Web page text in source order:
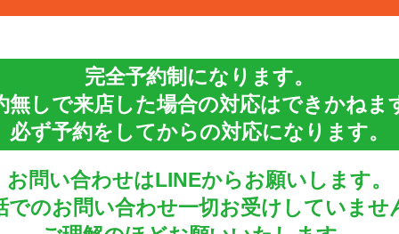
完全予約制になります。
無しで来店した場合の対応はできかねま
必ず予約をしてからの対応になります。
お問い合わせはLINEからお願いします。
でのお問い合わせ一切お受けしていませ